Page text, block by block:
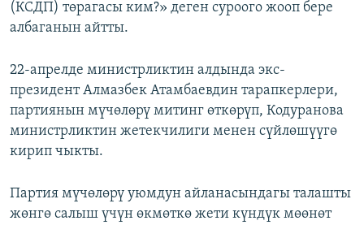
(КСДП) төрагасы ким?» деген суроого жооп бере
албаганын айтты.
22-апрелде министрликтин алдында экс-
президент Алмазбек Атамбаевдин тарапкерлери,
партиянын мүчөлөрү митинг өткөрүп, Кодуранова
министрликтин жетекчилиги менен сүйлөшүүгө
кирип чыкты.
Партия мүчөлөрү уюмдун айланасындагы талашты
жөнгө салыш үчүн өкмөткө жети күндүк мөөнөт